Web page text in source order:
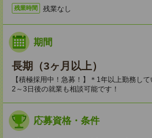
残業時間 残業なし
期間
長期（3ヶ月以上）
【積極採用中！急募！】＊1年以上勤務し
2～3日後の就業も相談可能です！
応募資格・条件